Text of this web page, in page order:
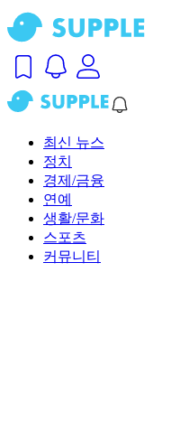
최신 뉴스
정치
경제/금융
연예
생활/문화
스포츠
커뮤니티